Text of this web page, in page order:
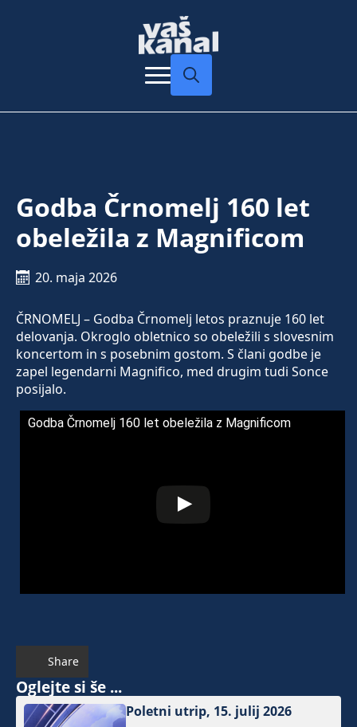
Godba Črnomelj 160 let
obeležila z Magnificom
20. maja 2026
ČRNOMELJ – Godba Črnomelj letos praznuje 160 let
delovanja. Okroglo obletnico so obeležili s slovesnim
koncertom in s posebnim gostom. S člani godbe je
zapel legendarni Magnifico, med drugim tudi Sonce
posijalo.
Godba Črnomelj 160 let obeležila z Magnificom
Share
Oglejte si še ...
Poletni utrip, 15. julij 2026